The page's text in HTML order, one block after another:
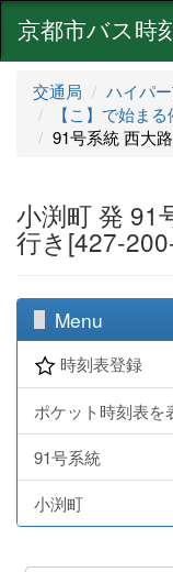
京都市バス時
交通局 ハイパ
【こ】で始ま
91号系統 西大
小渕町 発 91
行き[427-
Menu
時刻表登録
ポケット時刻表を
91号系統
小渕町